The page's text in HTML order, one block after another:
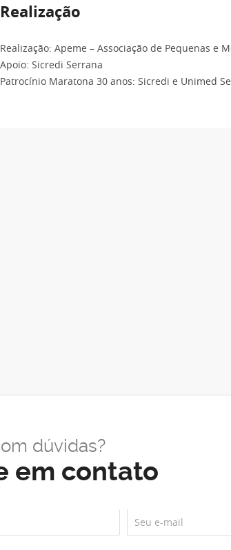
Realização
Realização: Apeme – Associação de Pequenas e
Apoio: Sicredi Serrana
Patrocínio Maratona 30 anos: Sicredi e Unimed
dúvidas?
em contato